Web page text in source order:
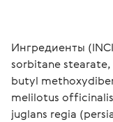
Ингредиенты
sorbitane
butyl
melilotus
juglans regia